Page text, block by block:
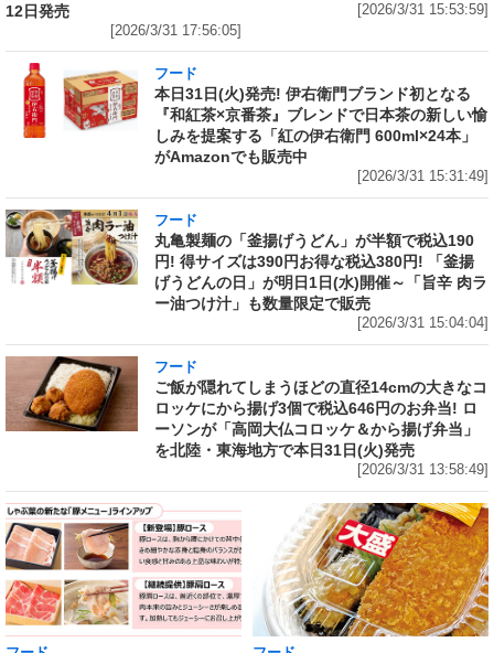
12日発売
[2026/3/31 17:56:05]
[2026/3/31 15:53:59]
フード
本日31日(火)発売! 伊右衛門ブランド初となる
『和紅茶×京番茶』ブレンドで日本茶の新しい愉
しみを提案する「紅の伊右衛門 600ml×24本」
がAmazonでも販売中
[2026/3/31 15:31:49]
フード
丸亀製麺の「釜揚げうどん」が半額で税込190
円! 得サイズは390円お得な税込380円! 「釜揚
げうどんの日」が明日1日(水)開催～「旨辛 肉ラ
ー油つけ汁」も数量限定で販売
[2026/3/31 15:04:04]
フード
ご飯が隠れてしまうほどの直径14cmの大きなコ
ロッケにから揚げ3個で税込646円のお弁当! ロ
ーソンが「高岡大仏コロッケ＆から揚げ弁当」
を北陸・東海地方で本日31日(火)発売
[2026/3/31 13:58:49]